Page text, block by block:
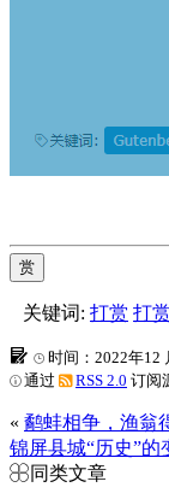
赏
关键词: 打赏 打
时间：2022年12
通过
RSS 2.0 订阅
« 鹬蚌相争，渔翁
锦屏县城“历史”的
同类文章